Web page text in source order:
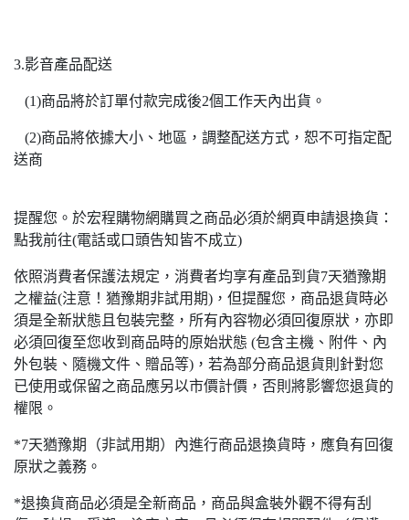
3.影音產品配送
(1)商品將於訂單付款完成後2個工作天內出貨。
(2)商品將依據大小、地區，調整配送方式，恕不可指定配
送商
提醒您。於宏程購物網購買之商品必須於網頁申請退換貨：
點我前往(電話或口頭告知皆不成立)
依照消費者保護法規定，消費者均享有產品到貨7天猶豫期
之權益(注意！猶豫期非試用期)，但提醒您，商品退貨時必
須是全新狀態且包裝完整，所有內容物必須回復原狀，亦即
必須回復至您收到商品時的原始狀態 (包含主機、附件、內
外包裝、隨機文件、贈品等)，若為部分商品退貨則針對您
已使用或保留之商品應另以市價計價，否則將影響您退貨的
權限。
*7天猶豫期（非試用期）內進行商品退換貨時，應負有回復
原狀之義務。
*退換貨商品必須是全新商品，商品與盒裝外觀不得有刮